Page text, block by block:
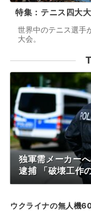
特集：テニス四大
世界中のテニス選手
大会。
独軍需メーカー
逮捕 「破壊工作
ウクライナの無人機